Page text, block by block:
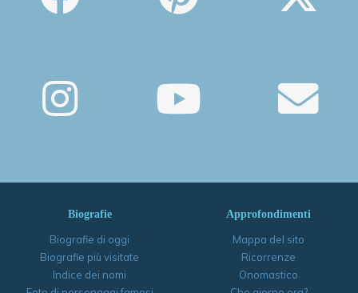
Biografie
Biografie di oggi
Biografie più visitate
Indice dei nomi
Approfondimenti
Mappa del sito
Ricorrenze
Onomastico